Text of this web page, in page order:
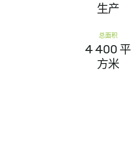
生产
总面积
4 400 平
方米